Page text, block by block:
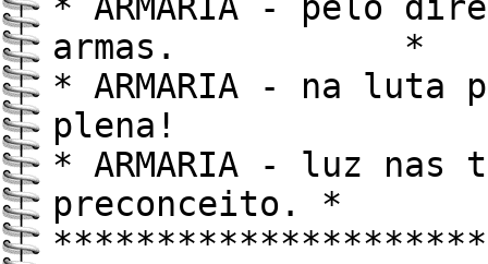
armas. *
* ARMARIA - na luta
plena!
* ARMARIA - luz nas
preconceito. *